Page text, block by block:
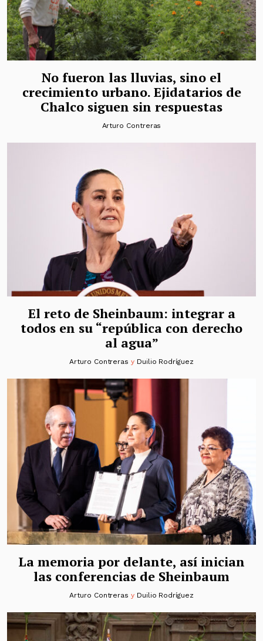
No fueron las lluvias, sino el
crecimiento urbano. Ejidatarios de
Chalco siguen sin respuestas
Arturo Contreras
El reto de Sheinbaum: integrar a
todos en su “república con derecho
al agua”
Arturo Contreras y Duilio Rodríguez
La memoria por delante, así inician
las conferencias de Sheinbaum
Arturo Contreras y Duilio Rodríguez